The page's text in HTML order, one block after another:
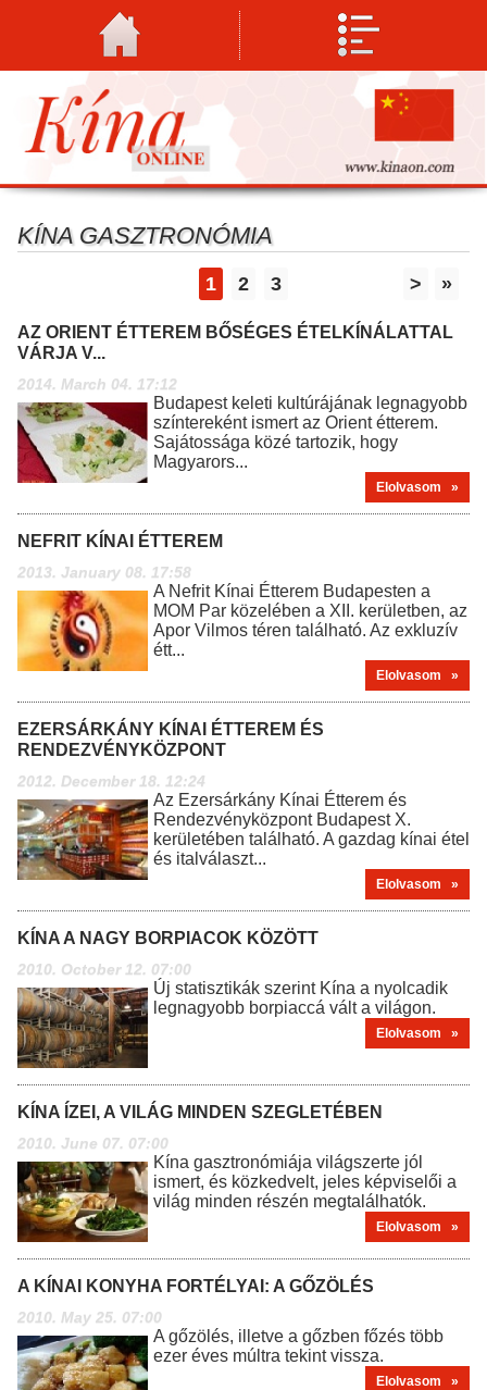
KÍNA GASZTRONÓMIA
1 2 3 > »
AZ ORIENT ÉTTEREM BŐSÉGES ÉTELKÍNÁLATTAL
VÁRJA V...
2014. March 04. 17:12
Budapest keleti kultúrájának legnagyobb
színtereként ismert az Orient étterem.
Sajátossága közé tartozik, hogy
Magyarors...
Elolvasom »
NEFRIT KÍNAI ÉTTEREM
2013. January 08. 17:58
A Nefrit Kínai Étterem Budapesten a
MOM Par közelében a XII. kerületben, az
Apor Vilmos téren található. Az exkluzív
étt...
Elolvasom »
EZERSÁRKÁNY KÍNAI ÉTTEREM ÉS
RENDEZVÉNYKÖZPONT
2012. December 18. 12:24
Az Ezersárkány Kínai Étterem és
Rendezvényközpont Budapest X.
kerületében található. A gazdag kínai étel
és italválaszt...
Elolvasom »
KÍNA A NAGY BORPIACOK KÖZÖTT
2010. October 12. 07:00
Új statisztikák szerint Kína a nyolcadik
legnagyobb borpiaccá vált a világon.
Elolvasom »
KÍNA ÍZEI, A VILÁG MINDEN SZEGLETÉBEN
2010. June 07. 07:00
Kína gasztronómiája világszerte jól
ismert, és közkedvelt, jeles képviselői a
világ minden részén megtalálhatók.
Elolvasom »
A KÍNAI KONYHA FORTÉLYAI: A GŐZÖLÉS
2010. May 25. 07:00
A gőzölés, illetve a gőzben főzés több
ezer éves múltra tekint vissza.
Elolvasom »